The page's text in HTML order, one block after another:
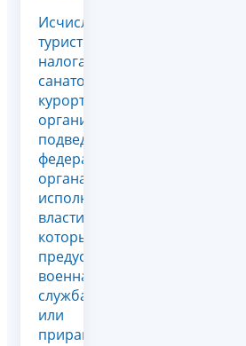
Исчисление
туристического
налога
санаторно-
курортными
организациями,
подведомственными
федеральным
органам
исполнительной
власти, в
которых
предусмотрена
военная
служба
или
приравн...